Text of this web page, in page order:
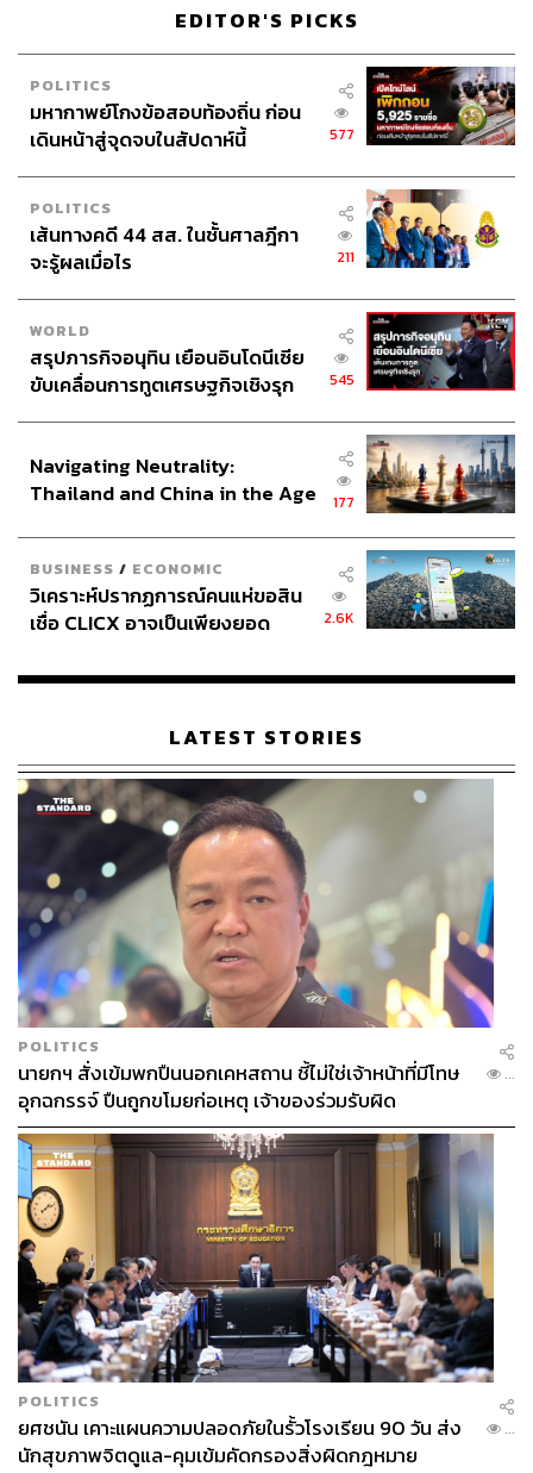
EDITOR'S PICKS
POLITICS
มหากาพย์โกงข้อสอบท้องถิ่น ก่อน
เดินหน้าสู่จุดจบในสัปดาห์นี้
577
POLITICS
เส้นทางคดี 44 สส. ในชั้นศาลฎีกา
จะรู้ผลเมื่อไร
211
WORLD
สรุปภารกิจอนุทิน เยือนอินโดนีเซีย
ขับเคลื่อนการทูตเศรษฐกิจเชิงรุก
545
Navigating Neutrality:
Thailand and China in the Age
177
BUSINESS / ECONOMIC
วิเคราะห์ปรากฏการณ์คนแห่ขอสิน
เชื่อ CLICX อาจเป็นเพียงยอด
เรือนไทยที่ถูกซุกไว้
2.6K
LATEST STORIES
POLITICS
นายกฯ สั่งเข้มพกปืนนอกเคหสถาน ชี้ไม่ใช่เจ้าหน้าที่มีโทษ
อุกฉกรรจ์ ปืนถูกขโมยก่อเหตุ เจ้าของร่วมรับผิด
...
POLITICS
ยศชนัน เคาะแผนความปลอดภัยในรั้วโรงเรียน 90 วัน ส่ง
นักสุขภาพจิตดูแล-คุมเข้มคัดกรองสิ่งผิดกฎหมาย
...